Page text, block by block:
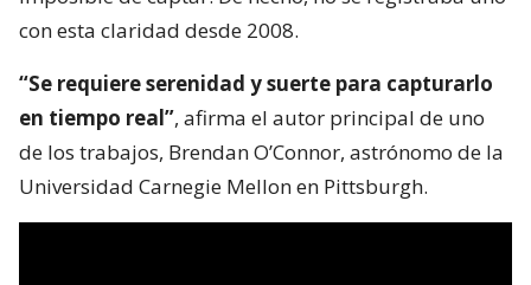
con esta claridad desde 2008.
“Se requiere serenidad y suerte para capturarlo
en tiempo real”, afirma el autor principal de uno
de los trabajos, Brendan O’Connor, astrónomo de la
Universidad Carnegie Mellon en Pittsburgh.